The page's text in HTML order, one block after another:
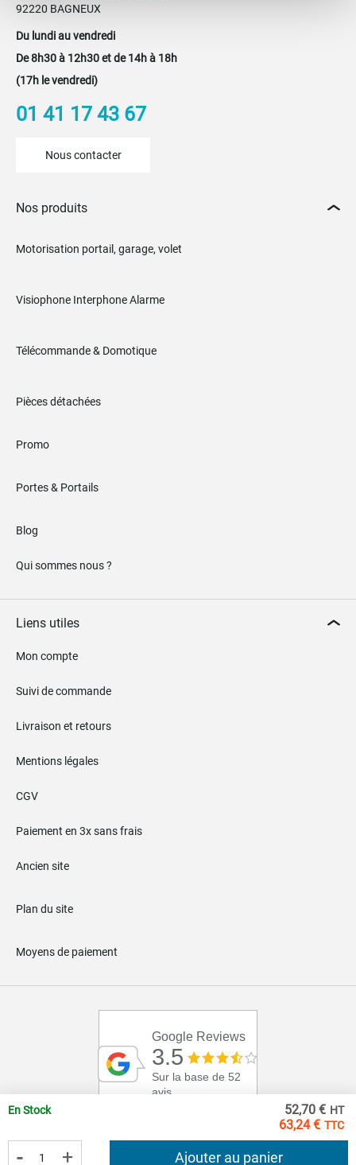
63,24 €
52,70 €
En Stock
- + Ajouter au panier
92220 BAGNEUX
Du lundi au vendredi
De 8h30 à 12h30 et de 14h à 18h
(17h le vendredi)
01 41 17 43 67
Nous contacter
Nos produits
Motorisation portail, garage, volet
Visiophone Interphone Alarme
Télécommande & Domotique
Pièces détachées
Promo
Portes & Portails
Blog
Qui sommes nous ?
Liens utiles
Mon compte
Suivi de commande
Livraison et retours
Mentions légales
CGV
Paiement en 3x sans frais
Ancien site
Plan du site
Moyens de paiement
Google Reviews
3.5
Sur la base de 52
avis